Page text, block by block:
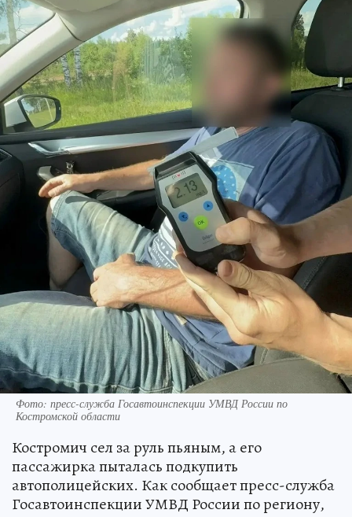
Фото: пресс-служба Госавтоинспекции УМВД России по
Костромской области
Костромич сел за руль пьяным, а его
пассажирка пыталась подкупить
автополицейских. Как сообщает пресс-служба
Госавтоинспекции УМВД России по региону,